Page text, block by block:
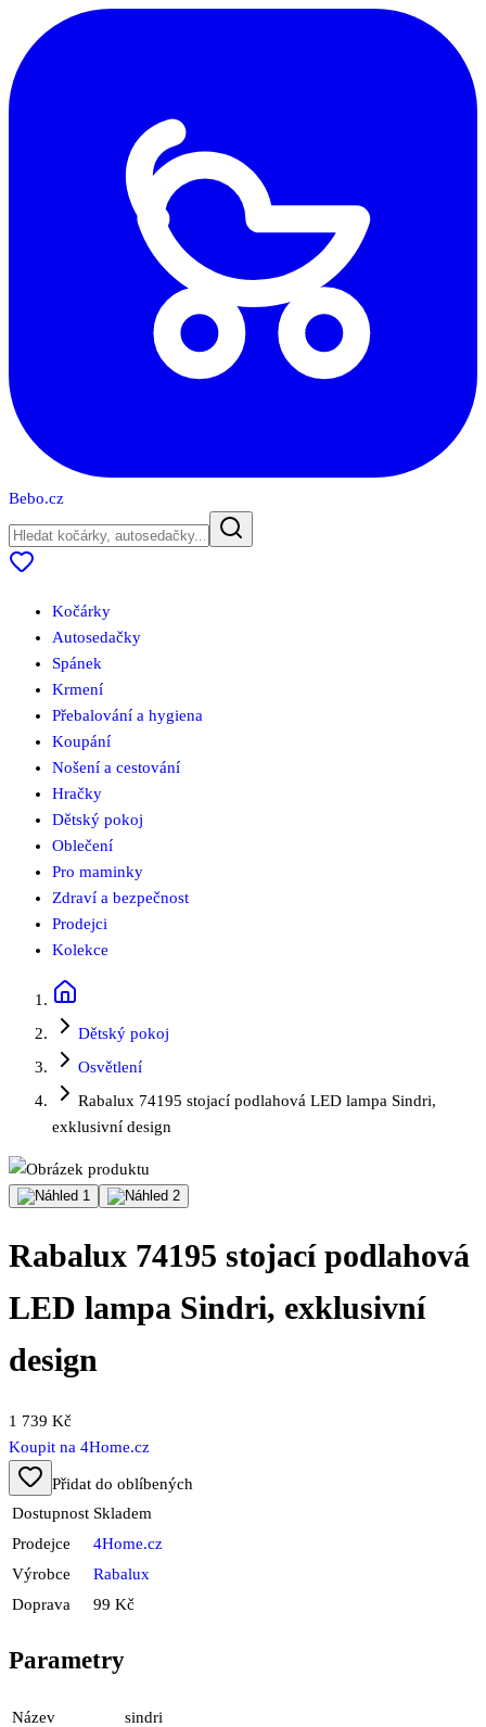
Bebo.cz
Kočárky
Autosedačky
Spánek
Krmení
Přebalování a hygiena
Koupání
Nošení a cestování
Hračky
Dětský pokoj
Oblečení
Pro maminky
Zdraví a bezpečnost
Prodejci
Kolekce
Dětský pokoj
Osvětlení
Rabalux 74195 stojací podlahová LED lampa Sindri,
exklusivní design
Rabalux 74195 stojací podlahová
LED lampa Sindri, exklusivní
design
1 739 Kč
Koupit na 4Home.cz
Přidat do oblíbených
Dostupnost Skladem
Prodejce
4Home.cz
Výrobce
Rabalux
Doprava
99 Kč
Parametry
Název
sindri